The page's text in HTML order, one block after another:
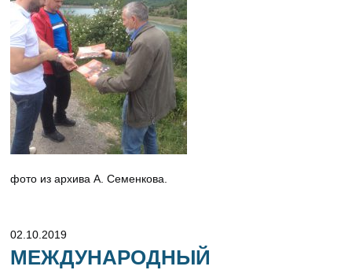
фото из архива А. Семенкова.
02.10.2019
МЕЖДУНАРОДНЫЙ